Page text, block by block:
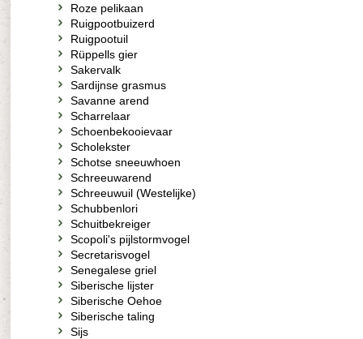
Roze pelikaan
Ruigpootbuizerd
Ruigpootuil
Rüppells gier
Sakervalk
Sardijnse grasmus
Savanne arend
Scharrelaar
Schoenbekooievaar
Scholekster
Schotse sneeuwhoen
Schreeuwarend
Schreeuwuil (Westelijke)
Schubbenlori
Schuitbekreiger
Scopoli's pijlstormvogel
Secretarisvogel
Senegalese griel
Siberische lijster
Siberische Oehoe
Siberische taling
Sijs